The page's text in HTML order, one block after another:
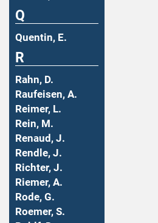
Q
Quentin, E.
R
Rahn, D.
Raufeisen, A.
Reimer, L.
Rein, M.
Renaud, J.
Rendle, J.
Richter, J.
Riemer, A.
Rode, G.
Roemer, S.